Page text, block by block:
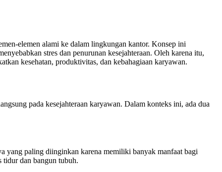
elemen alami ke dalam lingkungan kantor. Konsep ini
stres dan penurunan kesejahteraan. Oleh karena itu,
kesehatan, produktivitas, dan kebahagiaan karyawan.
pada kesejahteraan karyawan. Dalam konteks ini, ada dua
yang paling diinginkan karena memiliki banyak manfaat bagi
tidur dan bangun tubuh.